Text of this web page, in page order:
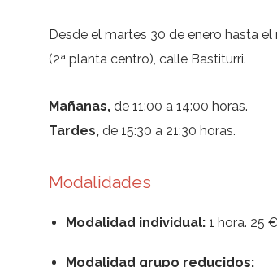
Desde el martes 30 de enero hasta
(2ª planta centro), calle Bastiturri.
Mañanas, de 11:00 a 14:00 horas.
Tardes, de 15:30 a 21:30 horas.
Modalidades
Modalidad individual:1 hora. 25 €
Modalidad grupo reducidos: